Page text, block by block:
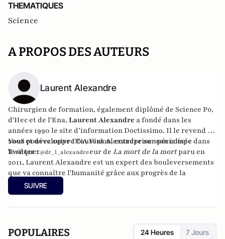
THEMATIQUES
Science
A PROPOS DES AUTEURS
Laurent Alexandre
Chirurgien de formation, également diplômé de Science Po,
d'Hec et de l'Ena, Laurent Alexandre a fondé dans les
années 1990 le site d’informationDoctissimo. Il le revend en
2008 et développeDNA Vision, entreprise spécialisée dans
le séquençage ADN. Auteur de La mort de la mortparu en
2011, Laurent Alexandre est un expert des bouleversements
que va connaître l'humanité grâce aux progrès de la
biotechnologie.
Vous pouvez suivre Laurent Alexandre sur son compe
Twitter :@dr_l_alexandre
SUIVRE
POPULAIRES 24 Heures 7 Jours